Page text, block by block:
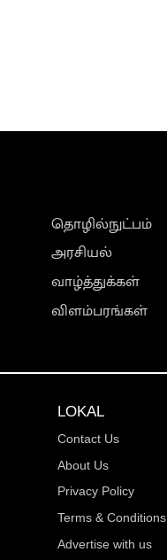
தொழில்நுட்பம்
அரசியல்
வாழ்த்துக்கள்
விளம்பரங்கள்
LOKAL
Contact Us
About Us
Privacy Policy
Terms & Conditions
Advertise with us